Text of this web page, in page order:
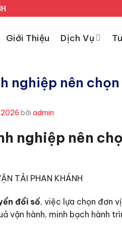
Giới Thiệu Dịch Vụ
nghiệp nên
bởi admin
nghiệp nên
đổi số, việc lựa chọn đơn
vận hành, minh bạch hành